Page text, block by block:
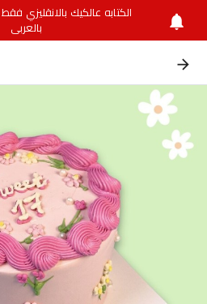
الكتابه عالكيك بالانقليزي
بالعربي